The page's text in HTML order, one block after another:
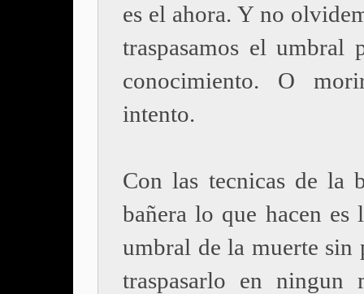
es el ahora. Y no
traspasamos el umbral
conocimiento. O
intento.
Con las tecnicas de la
bañera lo que hacen es
umbral de la muerte sin
traspasarlo en ningun